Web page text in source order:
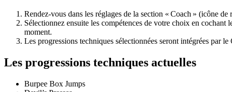
Rendez-vous dans les réglages de la section « Coach » (icône
Sélectionnez ensuite les compétences de votre choix en cochant
moment.
Les progressions techniques sélectionnées seront intégrées par
Les progressions techniques actuelles
Burpee Box Jumps